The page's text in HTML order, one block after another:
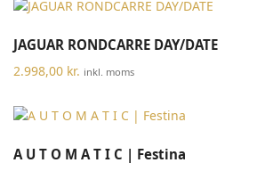
JAGUAR RONDCARRE DAY/DATE
2.998,00 kr. inkl. moms
A U T O M A T I C | Festina